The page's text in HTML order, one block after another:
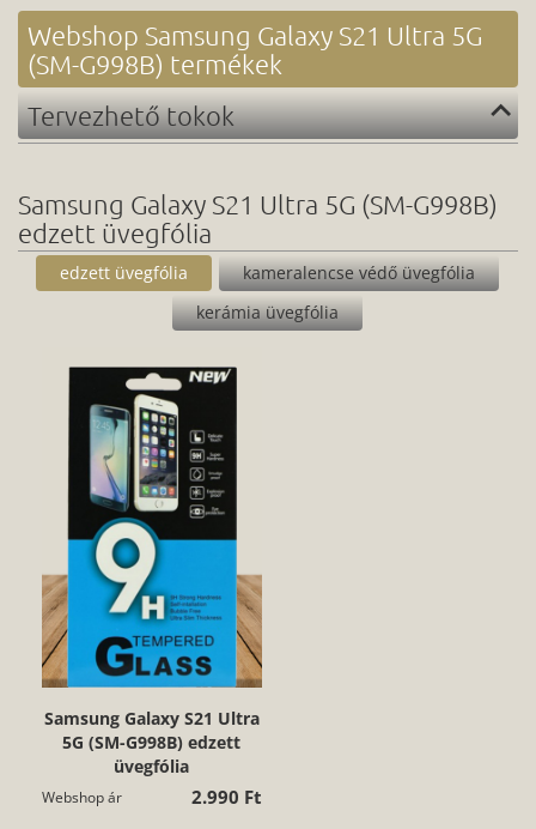
Webshop Samsung Galaxy S21 Ultra 5G
(SM-G998B) termékek
Tervezhető tokok
Samsung Galaxy S21 Ultra 5G (SM-G998B)
edzett üvegfólia
edzett üvegfólia
kameralencse védő üvegfólia
kerámia üvegfólia
Samsung Galaxy S21 Ultra
5G (SM-G998B) edzett
üvegfólia
Webshop ár 2.990 Ft